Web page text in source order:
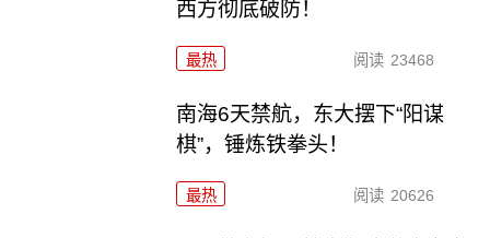
西方彻底破防！
最热 阅读 23468
南海6天禁航，东大摆下“阳谋
棋”，锤炼铁拳头！
最热 阅读 20626